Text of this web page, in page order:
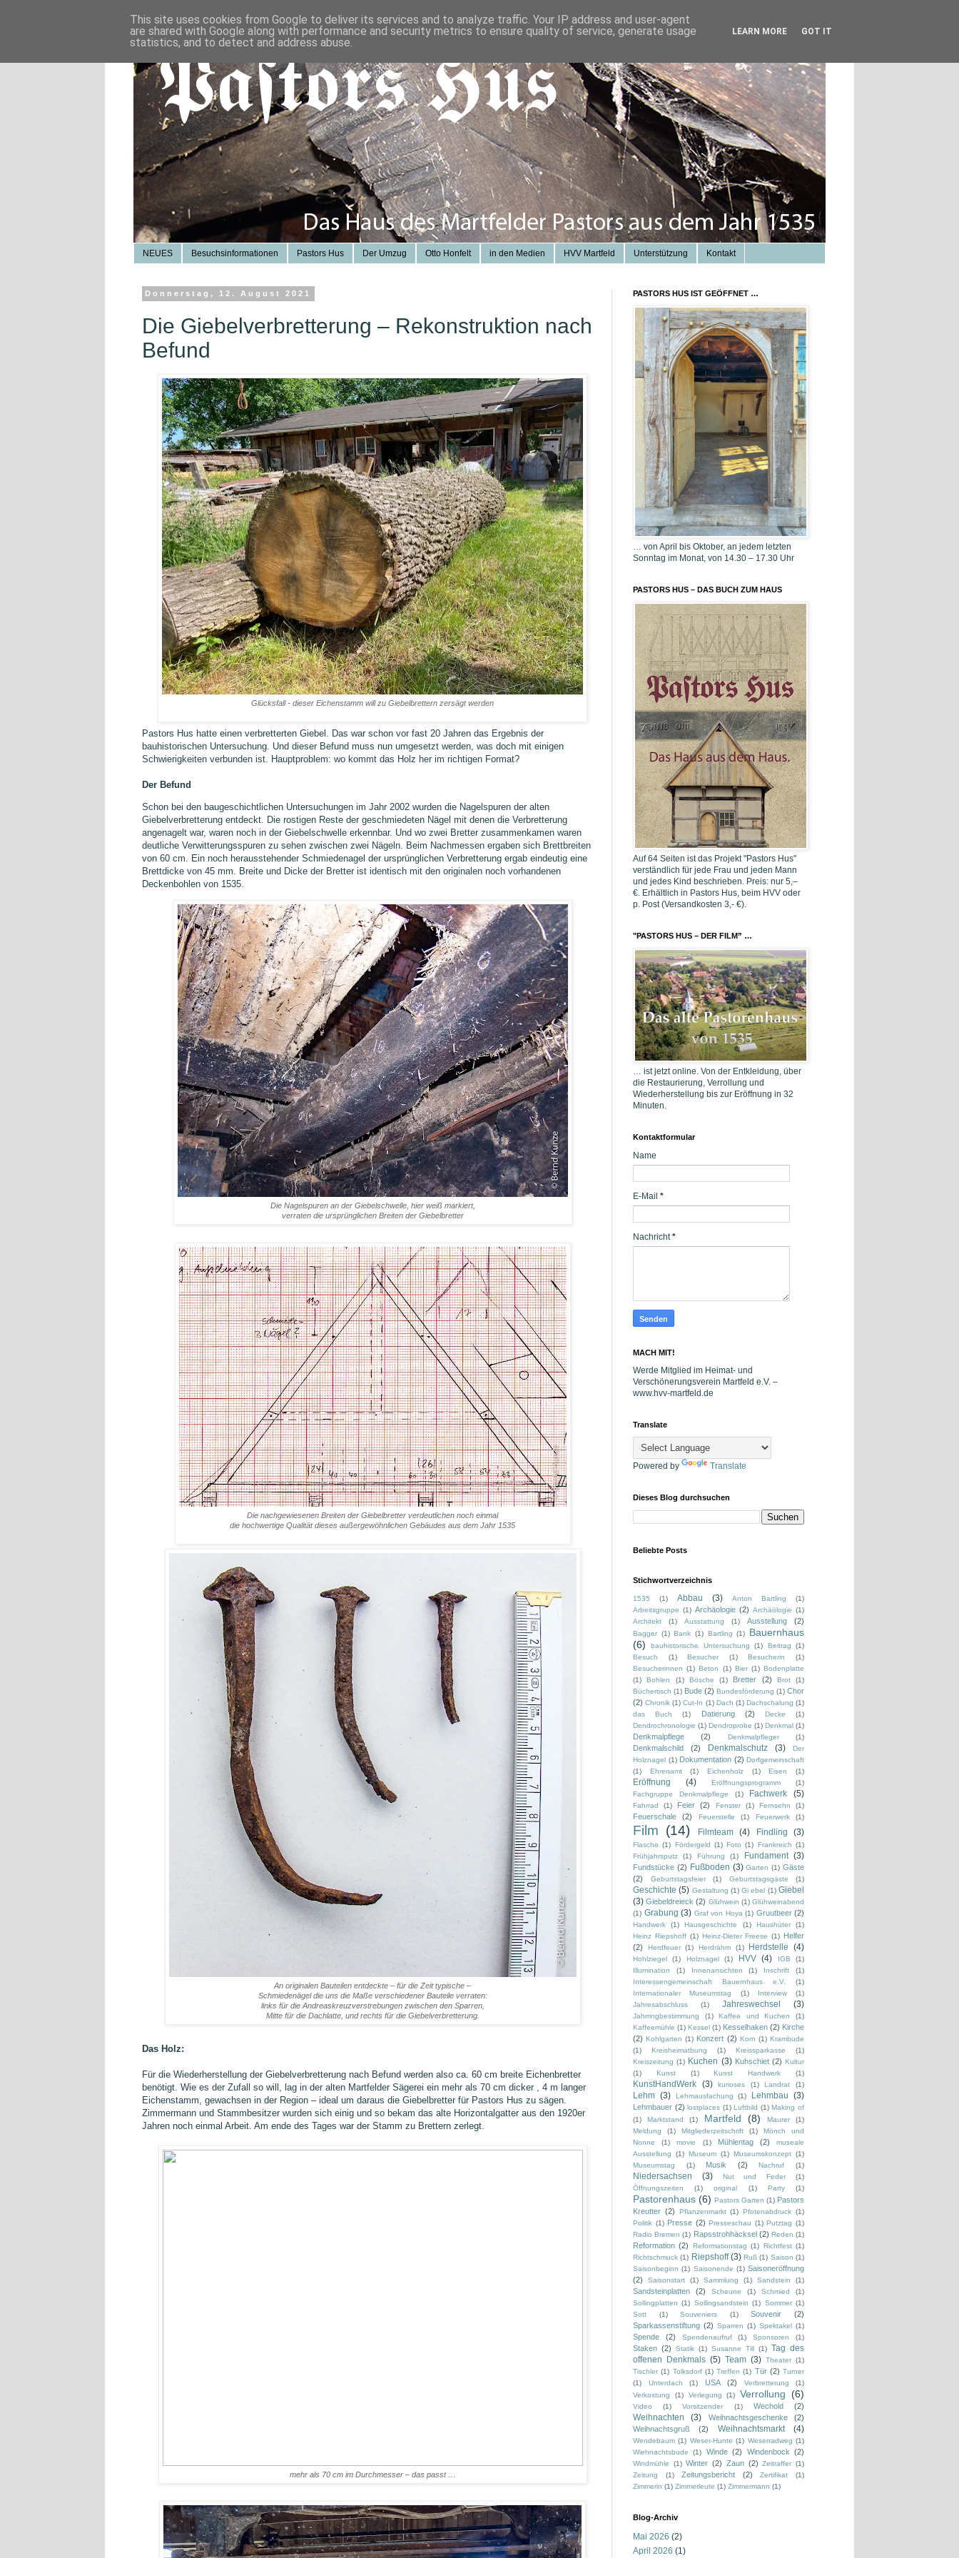
NEUES Besuchsinformationen Pastors Hus Der Umzug Otto Honfelt in den Medien HVV Martfeld Unterstützung Kontakt
Donnerstag, 12. August 2021
Die Giebelverbretterung – Rekonstruktion nach
Befund
Glücksfall - dieser Eichenstamm will zu Giebelbrettern zersägt werden
Pastors Hus hatte einen verbretterten Giebel. Das war schon vor fast 20 Jahren das Ergebnis der
bauhistorischen Untersuchung. Und dieser Befund muss nun umgesetzt werden, was doch mit einigen
Schwierigkeiten verbunden ist. Hauptproblem: wo kommt das Holz her im richtigen Format?
Der Befund
Schon bei den baugeschichtlichen Untersuchungen im Jahr 2002 wurden die Nagelspuren der alten
Giebelverbretterung entdeckt. Die rostigen Reste der geschmiedeten Nägel mit denen die Verbretterung
angenagelt war, waren noch in der Giebelschwelle erkennbar. Und wo zwei Bretter zusammenkamen waren
deutliche Verwitterungsspuren zu sehen zwischen zwei Nägeln. Beim Nachmessen ergaben sich Brettbreiten
von 60 cm. Ein noch herausstehender Schmiedenagel der ursprünglichen Verbretterung ergab eindeutig eine
Brettdicke von 45 mm. Breite und Dicke der Bretter ist identisch mit den originalen noch vorhandenen
Deckenbohlen von 1535.
Die Nagelspuren an der Giebelschwelle, hier weiß markiert,
verraten die ursprünglichen Breiten der Giebelbretter
Die nachgewiesenen Breiten der Giebelbretter verdeutlichen noch einmal
die hochwertige Qualität dieses außergewöhnlichen Gebäudes aus dem Jahr 1535
An originalen Bauteilen entdeckte – für die Zeit typische –
Schmiedenägel die uns die Maße verschiedener Bauteile verraten:
links für die Andreaskreuzverstrebungen zwischen den Sparren,
Mitte für die Dachlatte, und rechts für die Giebelverbretterung.
Das Holz:
Für die Wiederherstellung der Giebelverbretterung nach Befund werden also ca. 60 cm breite Eichenbretter
benötigt. Wie es der Zufall so will, lag in der alten Martfelder Sägerei ein mehr als 70 cm dicker , 4 m langer
Eichenstamm, gewachsen in der Region – ideal um daraus die Giebelbretter für Pastors Hus zu sägen.
Zimmermann und Stammbesitzer wurden sich einig und so bekam das alte Horizontalgatter aus den 1920er
Jahren noch einmal Arbeit. Am ende des Tages war der Stamm zu Brettern zerlegt.
mehr als 70 cm im Durchmesser – das passt …
PASTORS HUS IST GEÖFFNET …
… von April bis Oktober, an jedem letzten
Sonntag im Monat, von 14.30 – 17.30 Uhr
PASTORS HUS – DAS BUCH ZUM HAUS
Auf 64 Seiten ist das Projekt "Pastors Hus"
verständlich für jede Frau und jeden Mann
und jedes Kind beschrieben. Preis: nur 5,–
€. Erhältlich in Pastors Hus, beim HVV oder
p. Post (Versandkosten 3,- €).
"PASTORS HUS – DER FILM” …
… ist jetzt online. Von der Entkleidung, über
die Restaurierung, Verrollung und
Wiederherstellung bis zur Eröffnung in 32
Minuten.
Kontaktformular
Name
E-Mail *
Nachricht*
MACH MIT!
Werde Mitglied im Heimat- und
Verschönerungsverein Martfeld e.V. –
www.hvv-martfeld.de
Translate
Powered by Translate
Dieses Blog durchsuchen
Beliebte Posts
Stichwortverzeichnis
1535 (1) Abbau (3) Anton Bartling
(1)
Arbeitsgruppe (1) Archäologie (2) Archäölogie (1)
Architekt
(1) Ausstattung (1) Ausstellung (2)
Bagger (1) Bank (1) Bartling (1)
Bauernhaus
(6)
bauhistorische Untersuchung (1) Beitrag
(1)
Besuch
(1) Besucher (1) Besucherin
(1)
Besucherinnen (1) Beton (1) Bier (1) Bodenplatte
(1)
Bohlen (1) Bösche (1) Bretter (2) Brot
(1)
Büchertisch (1) Bude (2) Bundesförderung (1) Chor
(2) Chronik (1) Cut-In (1) Dach (1) Dachschalung (1)
das Buch
(1) Datierung (2) Decke
(1)
Dendrochronologie (1) Dendroprobe (1) Denkmal (1)
Denkmalpflege (2) Denkmalpfleger (1)
Denkmalschild (2) Denkmalschutz (3)
Der
Holznagel
(1) Dokumentation (2) Dorfgemeinschaft
(1)
Ehrenamt (1) Eichenholz (1) Eisen (1)
Eröffnung (4) Eröffnungsprogramm
(1)
Fachgruppe Denkmalpflege
(1) Fachwerk (5)
Fahrrad (1) Feier (2) Fenster (1) Fernsehn (1)
Feuerschale (2) Feuerstelle (1) Feuerwerk (1)
Film (14) Filmteam (4) Findling (3)
Flasche (1) Fördergeld (1) Foto (1) Frankreich (1)
Frühjahrsputz
(1) Führung (1) Fundament (3)
Fundstücke (2) Fußboden (3) Garten (1) Gäste
(2)
Geburtstagsfeier (1) Geburtstagsgäste (1)
Geschichte (5) Gestaltung (1) Gi ebel (1) Giebel
(3) Giebeldreieck (2) Glühwein (1) Glühweinabend
(1) Grabung (3) Graf von Hoya (1) Gruutbeer (2)
Handwerk (1) Hausgeschichte (1) Haushüter
(1)
Heinz Riepshoff (1) Heinz-Dieter Freese (1)
Helfer
(2)
Herdfeuer (1) Herdrähm (1) Herdstelle (4)
Hohlziegel (1) Holznagel (1) HVV (4) IGB
(1)
Illumination
(1) Innenansichten (1) Inschrift
(1)
Interessengemeinschaft Bauernhaus e.V.
(1)
Internationaler Museumstag
(1) Interview
(1)
Jahresabschluss
(1) Jahreswechsel (3)
Jahrringbestimmung (1) Kaffee und Kuchen
(1)
Kaffeemühle (1) Kessel (1) Kesselhaken (2) Kirche
(2) Kohlgarten (1) Konzert (2) Korn (1) Krambude
(1)
Kreisheimatbung (1) Kreissparkasse
(1)
Kreiszeitung (1) Kuchen (3) Kuhschiet (2) Kultur
(1)
Kunst (1) Kunst Handwerk (1)
KunstHandWerk (3) kurioses (1) Landrat (1)
Lehm (3) Lehmausfachung (1) Lehmbau (3)
Lehmbauer (2) lostplaces (1) Luftbild (1) Making of
(1)
Marktstand (1) Martfeld (8) Maurer
(1)
Meldung
(1) Mitgliederzeitschrift (1)
Mönch und
Nonne
(1) movie (1) Mühlentag (2)
museale
Ausstellung
(1) Museum (1) Museumskonzept (1)
Museumstag
(1) Musik (2) Nachruf (1)
Niedersachsen (3) Nut und Feder
(1)
Öffnungszeiten
(1) original (1) Party (1)
Pastorenhaus (6) Pastors Garten (1) Pastors
Kreutter (2) Pflanzenmarkt (1) Pfotenabdruck (1)
Politik (1) Presse (2) Presseschau (1) Putztag (1)
Radio Bremen (1) Rapsstrohhäcksel (2) Reden (1)
Reformation (2) Reformationstag (1) Richtfest (1)
Richtschmuck (1) Riepshoff (3) Ruß (1) Saison (1)
Saisonbeginn (1) Saisonende (1) Saisoneröffnung
(2)
Saisonstart (1) Sammlung (1) Sandstein (1)
Sandsteinplatten (2) Scheune (1) Schmied
(1)
Sollingplatten (1) Sollingsandstein (1) Sommer (1)
Sott
(1) Souveniers (1) Souvenir
(2)
Sparkassenstiftung (2) Sparren (1) Spektakel (1)
Spende (2) Spendenaufruf (1) Sponsoren (1)
Staken (2) Statik (1) Susanne Till (1) Tag des
offenen Denkmals (5) Team (3) Theater (1)
Tischler (1) Tolksdorf (1) Treffen (1) Tür (2) Turner
(1)
Unterdach (1) USA (2) Verbretterung
(1)
Verkostung
(1) Verlegung (1) Verrollung (6)
Video (1) Vorsitzender (1) Wechold (2)
Weihnachten (3) Weihnachtsgeschenke
(2)
Weihnachtsgruß
(2) Weihnachtsmarkt (4)
Wendebaum (1) Weser-Hunte (1) Weserradweg (1)
Wiehnachtsbude
(1) Winde (2) Windenbock (2)
Windmühle (1) Winter (2) Zaun (2) Zeitraffer (1)
Zeitung
(1) Zeitungsbericht (2) Zertifikat
(1)
Zimmerin (1) Zimmerleute (1) Zimmermann (1)
Blog-Archiv
Mai 2026 (2)
April 2026 (1)
This site uses cookies from Google to deliver its services and to analyze traffic. Your IP address and user-agent
are shared with Google along with performance and security metrics to ensure quality of service, generate usage
statistics, and to detect and address abuse.
LEARN MORE GOT IT